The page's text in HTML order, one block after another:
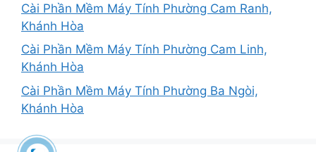
Cài Phần Mềm Máy Tính Phường Cam Ranh,
Khánh Hòa
Cài Phần Mềm Máy Tính Phường Cam Linh,
Khánh Hòa
Cài Phần Mềm Máy Tính Phường Ba Ngòi,
Khánh Hòa